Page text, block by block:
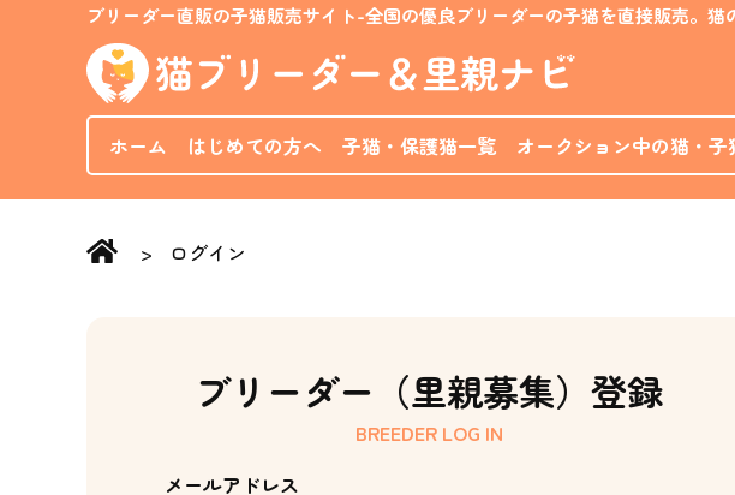
ブリーダー直販の子猫販売サイト-全国の優良ブリーダーの子猫を直接販売。猫
ホーム はじめての方へ 子猫・保護猫一覧 オークション中の猫・子
Home ログイン
ブリーダー（里親募集）登録
BREEDER LOG IN
メールアドレス